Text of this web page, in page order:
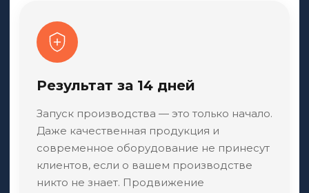
Результат за 14 дней
Запуск производства — это только начало.
Даже качественная продукция и
современное оборудование не принесут
клиентов, если о вашем производстве
никто не знает. Продвижение